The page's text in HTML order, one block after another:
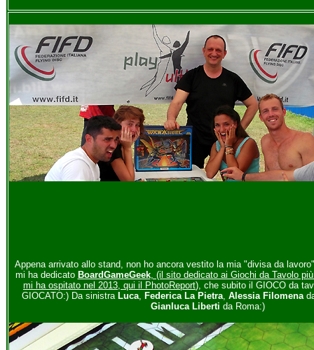
Appena arrivato allo stand, non ho ancora vestito la mia "divisa da
mi ha dedicato BoardGameGeek, (il sito dedicato ai Giochi da Tavolo
mi ha ospitato nel 2013, qui il PhotoReport), che subito il GIOCO da
GIOCATO:) Da sinistra Luca, Federica La Pietra, Alessia Filomena
Gianluca Liberti da Roma:)